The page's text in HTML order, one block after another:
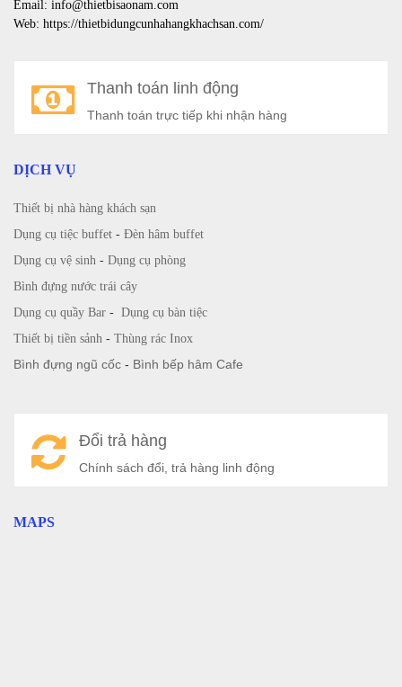
Email: info@thietbisaonam.com
Web: https://thietbidungcunhahangkhachsan.com/
Thanh toán linh động
Thanh toán trực tiếp khi nhận hàng
DỊCH VỤ
Thiết bị nhà hàng khách sạn
Dụng cụ tiệc buffet - Đèn hâm buffet
Dụng cụ vệ sinh - Dụng cụ phòng
Bình đựng nước trái cây
Dụng cụ quầy Bar - Dụng cụ bàn tiệc
Thiết bị tiền sảnh - Thùng rác Inox
Bình đựng ngũ cốc - Bình bếp hâm Cafe
Đổi trả hàng
Chính sách đổi, trả hàng linh động
MAPS